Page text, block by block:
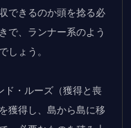
できるのか頭を捻る必
で、ランナー系のよう
しょう。
ド・ルーズ（獲得と喪
獲得し、島から島に移